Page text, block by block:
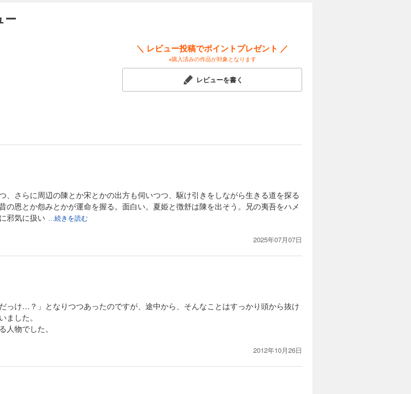
ー
＼ レビュー投稿でポイントプレゼント ／
※購入済みの作品が対象となります
レビューを書く
、さらに周辺の陳とか宋とかの出方も伺いつつ、駆け引きをしながら生きる道を探る
の恩とか怨みとかが運命を握る。面白い。夏姫と徴舒は陳を出そう。兄の夷吾をハメ
邪気に扱い
...続きを読む
2025年07月07日
っけ…？」となりつつあったのですが、途中から、そんなことはすっかり頭から抜け
した。
物でした。
2012年10月26日